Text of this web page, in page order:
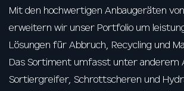
Mit den hochwertigen Anbaugeräten von
erweitern wir unser Portfolio um
Lösungen für Abbruch, Recycling und
Das Sortiment umfasst unter anderem
Sortiergreifer, Schrottscheren und